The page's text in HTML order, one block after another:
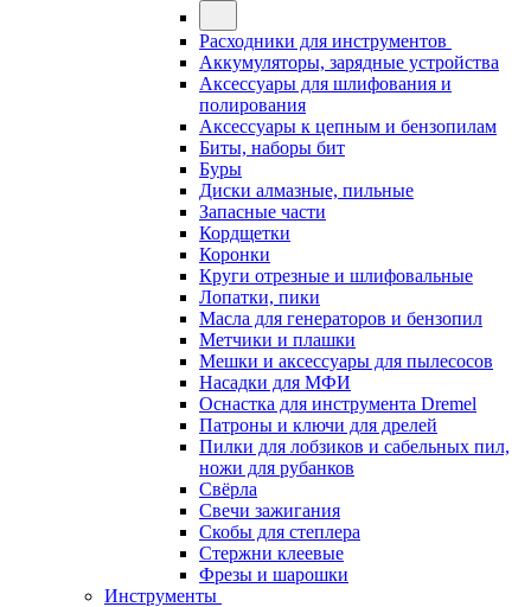
Расходники для инструментов
Аккумуляторы, зарядные устройства
Аксессуары для шлифования и
полирования
Аксессуары к цепным и бензопилам
Биты, наборы бит
Буры
Диски алмазные, пильные
Запасные части
Кордщетки
Коронки
Круги отрезные и шлифовальные
Лопатки, пики
Масла для генераторов и бензопил
Метчики и плашки
Мешки и аксессуары для пылесосов
Насадки для МФИ
Оснастка для инструмента Dremel
Патроны и ключи для дрелей
Пилки для лобзиков и сабельных пил,
ножи для рубанков
Свёрла
Свечи зажигания
Скобы для степлера
Стержни клеевые
Фрезы и шарошки
Инструменты